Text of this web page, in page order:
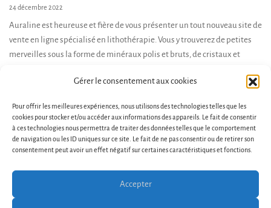
Gérer le consentement aux cookies
Pour offrir les meilleures expériences, nous utilisons des technologies telles que les
cookies pour stocker et/ou accéder aux informations des appareils. Le fait de consentir
à ces technologies nous permettra de traiter des données telles que le comportement
de navigation ou les ID uniques sur ce site. Le fait de ne pas consentir ou de retirer son
consentement peut avoir un effet négatif sur certaines caractéristiques et fonctions.
Accepter
24 décembre 2022
Auraline est heureuse et fière de vous présenter un tout nouveau site de
vente en ligne spécialisé en lithothérapie. Vous y trouverez de petites
merveilles sous la forme de minéraux polis et bruts, de cristaux et
vous accompagner dans votre démarche d’achat, et vous conseiller en